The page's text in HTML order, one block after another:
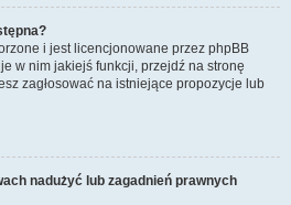
i jest licencjonowane przez phpBB
w nim jakiejś funkcji, przejdź na stronę
zagłosować na istniejące propozycje lub
nadużyć lub zagadnień prawnych